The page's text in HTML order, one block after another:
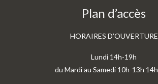
Plan d’accès
HORAIRES D’OUVERTURE
Lundi 14h-19h
du Mardi au Samedi 10h-13h